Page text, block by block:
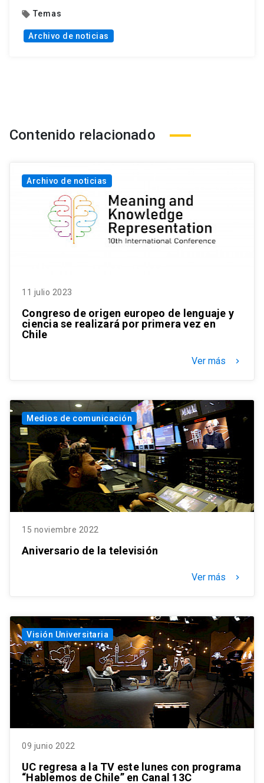
local_offer Temas
Archivo de noticias
Contenido relacionado
Archivo de noticias
11 julio 2023
Congreso de origen europeo de lenguaje y
ciencia se realizará por primera vez en
Chile
Ver más keyboard_arrow_right
Medios de comunicación
15 noviembre 2022
Aniversario de la televisión
Ver más keyboard_arrow_right
Visión Universitaria
09 junio 2022
UC regresa a la TV este lunes con programa
“Hablemos de Chile” en Canal 13C